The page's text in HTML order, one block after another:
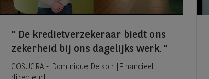
De kredietverzekeraar biedt ons
zekerheid bij ons dagelijks werk.
COSUCRA - Dominique Delsoir [Financieel